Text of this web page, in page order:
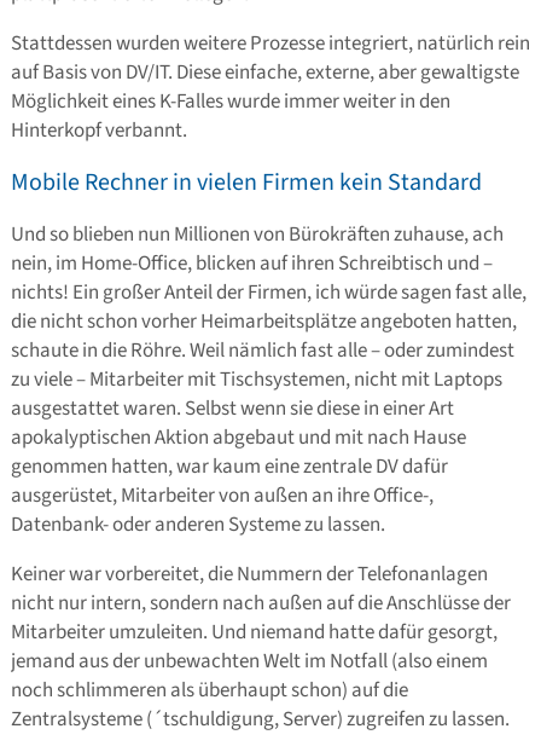
Stattdessen wurden weitere Prozesse integriert, natürlich rein
auf Basis von DV/IT. Diese einfache, externe, aber gewaltigste
Möglichkeit eines K-Falles wurde immer weiter in den
Hinterkopf verbannt.
Mobile Rechner in vielen Firmen kein Standard
Und so blieben nun Millionen von Bürokräften zuhause, ach
nein, im Home-Office, blicken auf ihren Schreibtisch und –
nichts! Ein großer Anteil der Firmen, ich würde sagen fast alle,
die nicht schon vorher Heimarbeitsplätze angeboten hatten,
schaute in die Röhre. Weil nämlich fast alle – oder zumindest
zu viele – Mitarbeiter mit Tischsystemen, nicht mit Laptops
ausgestattet waren. Selbst wenn sie diese in einer Art
apokalyptischen Aktion abgebaut und mit nach Hause
genommen hatten, war kaum eine zentrale DV dafür
ausgerüstet, Mitarbeiter von außen an ihre Office-,
Datenbank- oder anderen Systeme zu lassen.
Keiner war vorbereitet, die Nummern der Telefonanlagen
nicht nur intern, sondern nach außen auf die Anschlüsse der
Mitarbeiter umzuleiten. Und niemand hatte dafür gesorgt,
jemand aus der unbewachten Welt im Notfall (also einem
noch schlimmeren als überhaupt schon) auf die
Zentralsysteme (´tschuldigung, Server) zugreifen zu lassen.